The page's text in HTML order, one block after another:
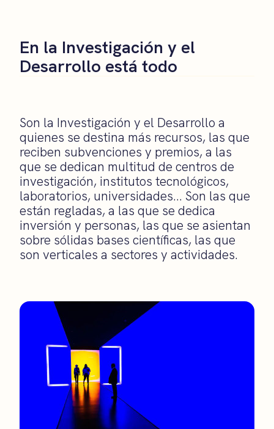
En la Investigación y el
Desarrollo está todo
Son la Investigación y el Desarrollo a
quienes se destina más recursos, las que
reciben subvenciones y premios, a las
que se dedican multitud de centros de
investigación, institutos tecnológicos,
laboratorios, universidades… Son las que
están regladas, a las que se dedica
inversión y personas, las que se asientan
sobre sólidas bases científicas, las que
son verticales a sectores y actividades.